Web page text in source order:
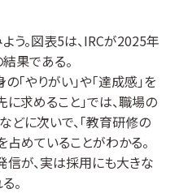
う。図表5は、IRCが2025年
果である。
やりがい」や「達成感」を
求めること」では、職場の
どに次いで、「教育研修の
めていることがわかる。
が、実は採用にも大きな
。